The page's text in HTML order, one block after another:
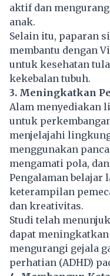
aktif dan
anak.
Selain itu, paparan
membantu dengan
untuk kesehatan
kekebalan tubuh.
3. Meningkatkan
Alam menyediakan
untuk
menjelajahi
menggunakan
mengamati pola,
Pengalaman
keterampilan
dan kreativitas.
Studi telah
dapat
mengurangi gejala
perhatian (ADHD)